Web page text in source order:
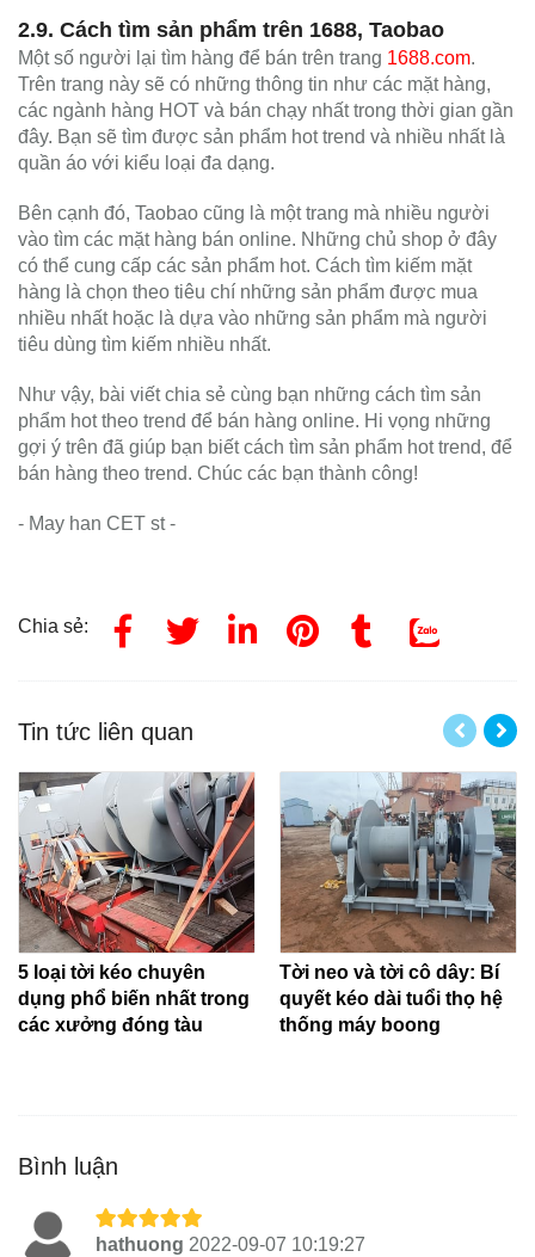
2.9. Cách tìm sản phẩm trên 1688, Taobao
Một số người lại tìm hàng để bán trên trang 1688.com.
Trên trang này sẽ có những thông tin như các mặt hàng,
các ngành hàng HOT và bán chạy nhất trong thời gian gần
đây. Bạn sẽ tìm được sản phẩm hot trend và nhiều nhất là
quần áo với kiểu loại đa dạng.
Bên cạnh đó, Taobao cũng là một trang mà nhiều người
vào tìm các mặt hàng bán online. Những chủ shop ở đây
có thể cung cấp các sản phẩm hot. Cách tìm kiếm mặt
hàng là chọn theo tiêu chí những sản phẩm được mua
nhiều nhất hoặc là dựa vào những sản phẩm mà người
tiêu dùng tìm kiếm nhiều nhất.
Như vậy, bài viết chia sẻ cùng bạn những cách tìm sản
phẩm hot theo trend để bán hàng online. Hi vọng những
gợi ý trên đã giúp bạn biết cách tìm sản phẩm hot trend, để
bán hàng theo trend. Chúc các bạn thành công!
- May han CET st -
Chia sẻ:
Tin tức liên quan
5 loại tời kéo chuyên
dụng phổ biến nhất trong
các xưởng đóng tàu
Tời neo và tời cô dây: Bí
quyết kéo dài tuổi thọ hệ
thống máy boong
Bình luận
hathuong 2022-09-07 10:19:27